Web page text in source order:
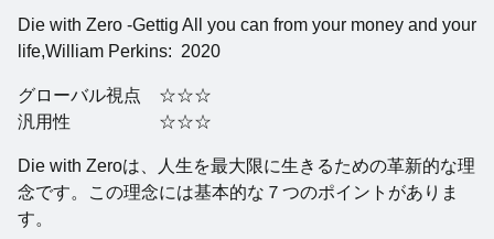
Die with Zero -Gettig All you can from your money and your
life,William Perkins: 2020
グローバル視点 ☆☆☆
汎用性 ☆☆☆
Die with Zeroは、人生を最大限に生きるための革新的な理
念です。この理念には基本的な７つのポイントがありま
す。